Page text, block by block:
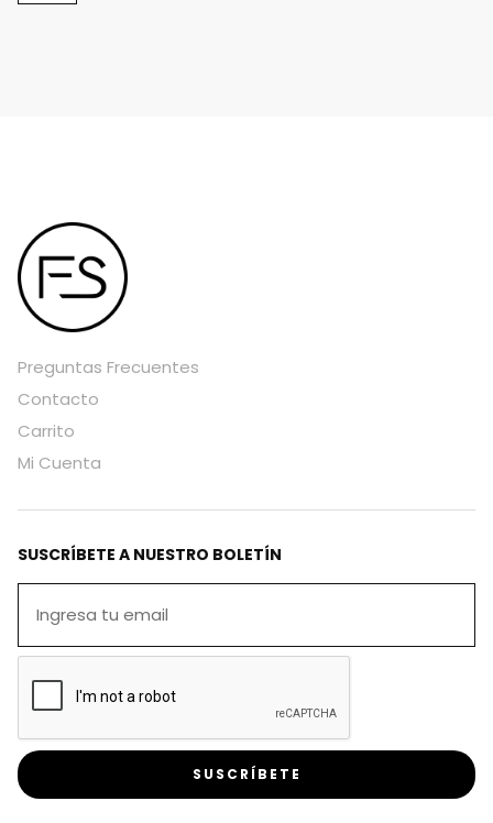
Preguntas Frecuentes
Contacto
Carrito
Mi Cuenta
SUSCRÍBETE A NUESTRO BOLETÍN
SUSCRÍBETE